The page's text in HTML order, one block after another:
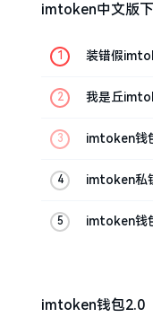
imtoken中文版
装错假
我是丘
imtoken钱
imtoken私
imtoken钱
imtoken钱包2.0